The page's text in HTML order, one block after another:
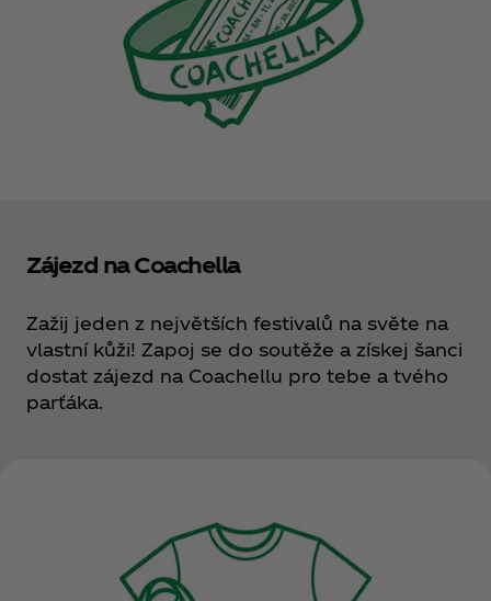
Zájezd na Coachella
Zažij jeden z největších festivalů na světe na
vlastní kůži! Zapoj se do soutěže a získej šanci
dostat zájezd na Coachellu pro tebe a tvého
parťáka.